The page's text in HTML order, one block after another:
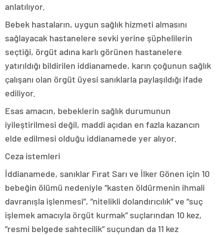
anlatılıyor.
Bebek hastaların, uygun sağlık hizmeti almasını
sağlayacak hastanelere sevki yerine şüphelilerin
seçtiği, örgüt adına karlı görünen hastanelere
yatırıldığı bildirilen iddianamede, karın çoğunun sağlık
çalışanı olan örgüt üyesi sanıklarla paylaşıldığı ifade
ediliyor.
Esas amacın, bebeklerin sağlık durumunun
iyileştirilmesi değil, maddi açıdan en fazla kazancın
elde edilmesi olduğu iddianamede yer alıyor.
Ceza istemleri
İddianamede, sanıklar Fırat Sarı ve İlker Gönen için 10
bebeğin ölümü nedeniyle “kasten öldürmenin ihmali
davranışla işlenmesi”, “nitelikli dolandırıcılık” ve “suç
işlemek amacıyla örgüt kurmak” suçlarından 10 kez,
“resmi belgede sahtecilik” suçundan da 11 kez